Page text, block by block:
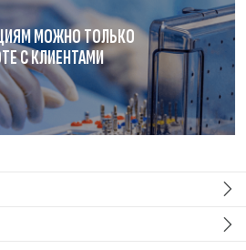
МОЖНО ТОЛЬКО
С КЛИЕНТАМИ